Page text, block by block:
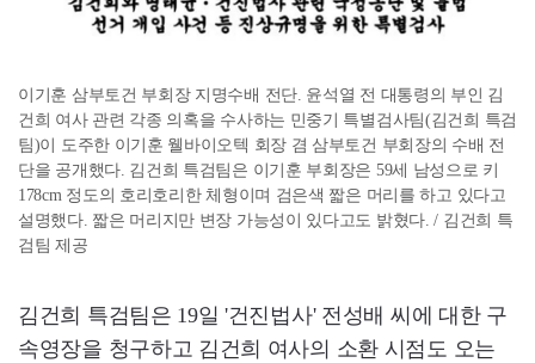
이기훈 삼부토건 부회장 지명수배 전단. 윤석열 전 대통령의 부인 김
건희 여사 관련 각종 의혹을 수사하는 민중기 특별검사팀(김건희 특검
팀)이 도주한 이기훈 웰바이오텍 회장 겸 삼부토건 부회장의 수배 전
단을 공개했다. 김건희 특검팀은 이기훈 부회장은 59세 남성으로 키
178cm 정도의 호리호리한 체형이며 검은색 짧은 머리를 하고 있다고
설명했다. 짧은 머리지만 변장 가능성이 있다고도 밝혔다. / 김건희 특
검팀 제공
김건희 특검팀은 19일 '건진법사' 전성배 씨에 대한 구
속영장을 청구하고 김건희 여사의 소환 시점도 오는